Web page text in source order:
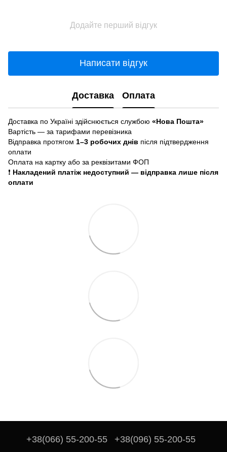
Додайте перший відгук
Написати відгук
Доставка Оплата
Доставка по Україні здійснюється службою «Нова Пошта»
Вартість — за тарифами перевізника
Відправка протягом 1–3 робочих днів після підтвердження
оплати
Оплата на картку або за реквізитами ФОП
❗ Накладений платіж недоступний — відправка лише після
оплати
+38(066) 55-200-55
+38(096) 55-200-55